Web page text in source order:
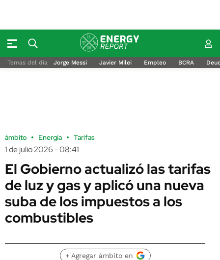
Temas del día Jorge Messi Javier Milei Empleo BCRA
ámbito Energía Tarifas
1 de julio 2026 - 08:41
El Gobierno actualizó las tarifas
de luz y gas y aplicó una nueva
suba de los impuestos a los
combustibles
+ Agregar ámbito en